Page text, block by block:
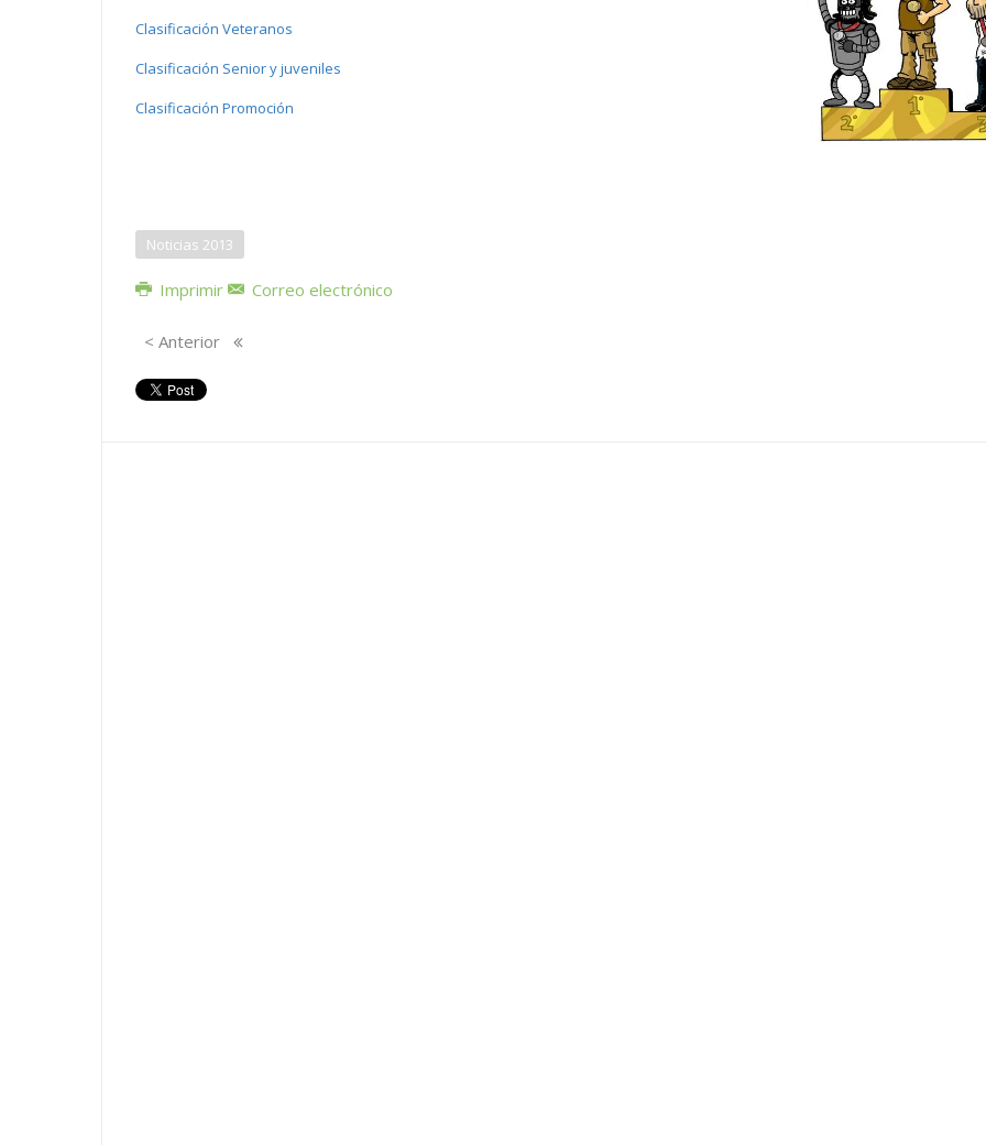
Clasificación Veteranos
Clasificación Senior y juveniles
Clasificación Promoción
Noticias 2013
Imprimir Correo electrónico
< Anterior